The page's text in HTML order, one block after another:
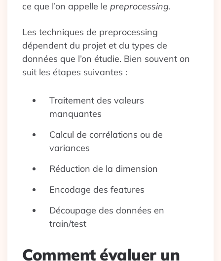
ce que l’on appelle le preprocessing.
Les techniques de preprocessing
dépendent du projet et du types de
données que l’on étudie. Bien souvent on
suit les étapes suivantes :
Traitement des valeurs
manquantes
Calcul de corrélations ou de
variances
Réduction de la dimension
Encodage des features
Découpage des données en
train/test
Comment évaluer un